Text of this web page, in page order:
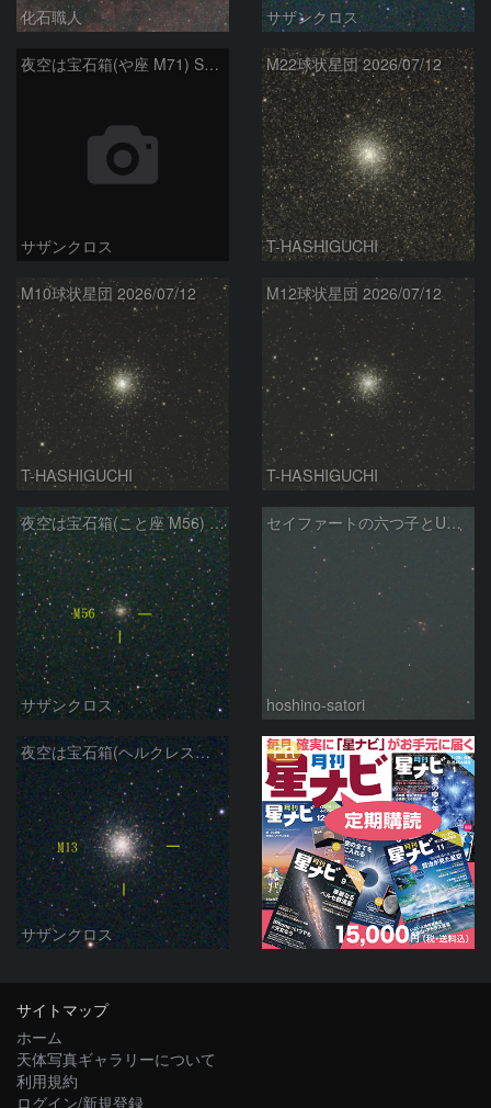
化石職人 サザンクロス
夜空は宝石箱(や座 M71) Seestar50
サザンクロス
M22球状星団 2026/07/12
T-HASHIGUCHI
M10球状星団 2026/07/12
T-HASHIGUCHI
M12球状星団 2026/07/12
T-HASHIGUCHI
夜空は宝石箱(こと座 M56) Seestar50
サザンクロス
セイファートの六つ子とUGC10127
hoshino-satori
夜空は宝石箱(ヘルクレス座 M13) Seestar50
サザンクロス
PR
サイトマップ
ホーム
天体写真ギャラリーについて
利用規約
ログイン/新規登録